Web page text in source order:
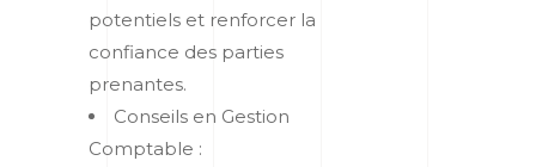
potentiels et renforcer la
confiance des parties
prenantes.
Conseils en Gestion
Comptable :